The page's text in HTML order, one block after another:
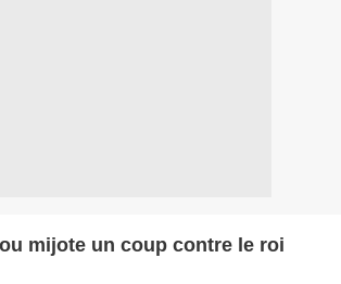
mijote un coup contre le roi